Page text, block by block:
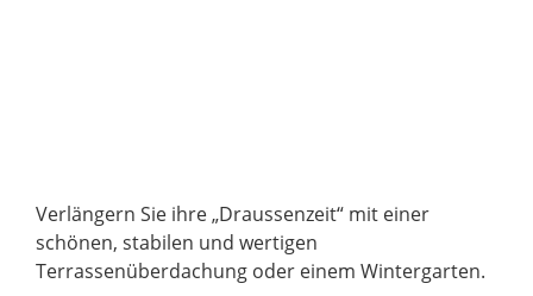
Verlängern Sie ihre „Draussenzeit“ mit einer
schönen, stabilen und wertigen
Terrassenüberdachung oder einem Wintergarten.